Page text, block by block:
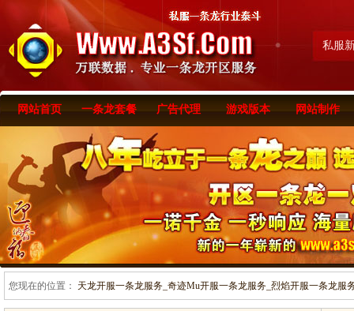
私服
网站首页 一条龙套餐 广告代理 游戏版本 网站制作
您现在的位置： 天龙开服一条龙服务_奇迹Mu开服一条龙服务_烈焰开服一条龙服